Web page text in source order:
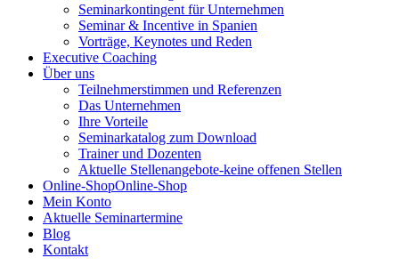
Seminarkontingent für Unternehmen
Seminar & Incentive in Spanien
Vorträge, Keynotes und Reden
Executive Coaching
Über uns
Teilnehmerstimmen und Referenzen
Das Unternehmen
Ihre Vorteile
Seminarkatalog zum Download
Trainer und Dozenten
Aktuelle Stellenangebote-keine offenen Stellen
Online-ShopOnline-Shop
Mein Konto
Aktuelle Seminartermine
Blog
Kontakt